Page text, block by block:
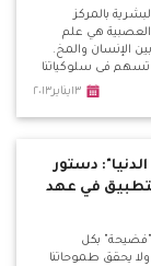
بالمركز
العصبية هي علم
الإنسان والمخ.
تسهم في سلوكياتنا
وعلم البرمجة
كالخوف المرضي
دور العبادة،
١٣يناير٢٠١٣
دستور
في عهد
"فضيحة" بكل
يحقق طموحاتنا